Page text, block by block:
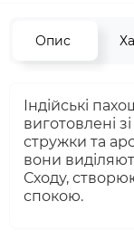
Опис
Індійські
виготовлені
стружки та
вони
Сходу,
спокою.